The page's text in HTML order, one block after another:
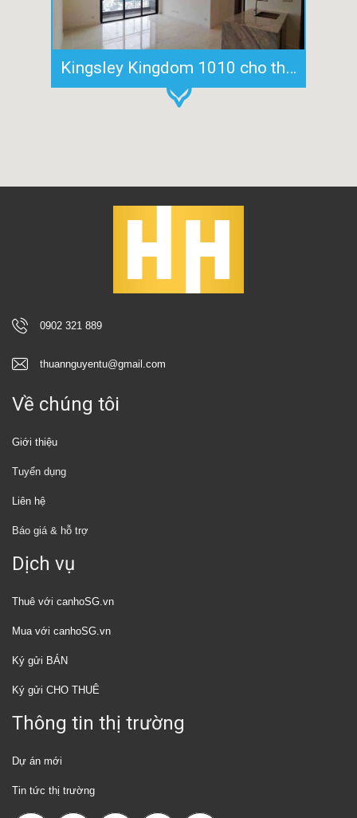
Kingsley Kingdom 1010 cho thuê chung cư 79m2 tầng cao nhà trống
0902 321 889
thuannguyentu@gmail.com
Về chúng tôi
Giới thiệu
Tuyển dụng
Liên hệ
Báo giá & hỗ trợ
Dịch vụ
Thuê với canhoSG.vn
Mua với canhoSG.vn
Ký gửi BÁN
Ký gửi CHO THUÊ
Thông tin thị trường
Dự án mới
Tin tức thị trường